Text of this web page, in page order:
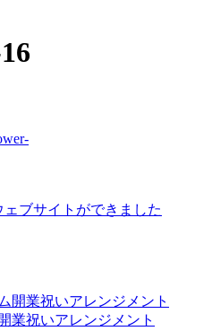
ブサイトができました
祝いアレンジメント